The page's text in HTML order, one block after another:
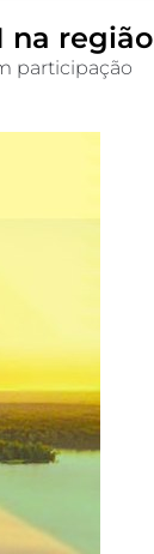
na região
participação